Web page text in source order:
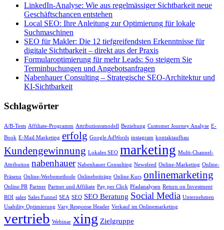
LinkedIn-Analyse: Wie aus regelmässiger Sichtbarkeit neue
Geschäftschancen entstehen
Local SEO: Ihre Anleitung zur Optimierung für lokale
Suchmaschinen
SEO für Makler: Die 12 tiefgreifendsten Erkenntnisse für
digitale Sichtbarkeit – direkt aus der Praxis
Formularoptimierung für mehr Leads: So steigern Sie
Terminbuchungen und Angebotsanfragen
Nabenhauer Consulting – Strategische SEO-Architektur und
KI-Sichtbarkeit
Schlagwörter
A/B-Tests Affiliate-Programm Attributionsmodell Beziehung Customer Journey Analyse E-
Book E-Mail Marketing erfolg Google AdWords instagram kontaktaufbau
Kundengewinnung Lokales SEO marketing Multi-Channel-
Attribution nabenhauer Nabenhauer Consulting Newsfeed Online-Marketing Online-
Präsenz Online-Werbemethode Onlinebeiträge Online Kurs onlinemarketing
Online PR Partner Partner und Affiliate Pay per Click Pfadanalysen Return on Investment
ROI sales Sales Funnel SEA SEO SEO Beratung Social Media Unternehmen
Usability Optimierung Vary Response Header Verkauf im Onlinemarketing
vertrieb Webinar xing Zielgruppe